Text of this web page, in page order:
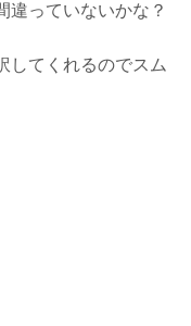
違っていないかな？
してくれるのでスム